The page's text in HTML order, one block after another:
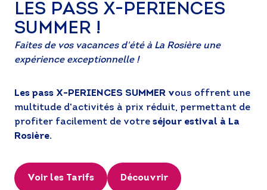
LES PASS X-PERIENCES
SUMMER !
Faites de vos vacances d'été à La Rosière une
expérience exceptionnelle !
Les pass X-PERIENCES SUMMER vous offrent une
multitude d'activités à prix réduit, permettant de
profiter facilement de votre séjour estival à La
Rosière.
Voir les Tarifs Découvrir